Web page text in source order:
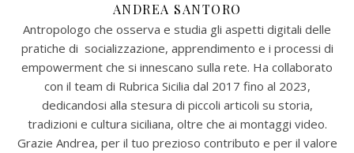
ANDREA SANTORO
Antropologo che osserva e studia gli aspetti digitali delle
pratiche di socializzazione, apprendimento e i processi di
empowerment che si innescano sulla rete. Ha collaborato
con il team di Rubrica Sicilia dal 2017 fino al 2023,
dedicandosi alla stesura di piccoli articoli su storia,
tradizioni e cultura siciliana, oltre che ai montaggi video.
Grazie Andrea, per il tuo prezioso contributo e per il valore